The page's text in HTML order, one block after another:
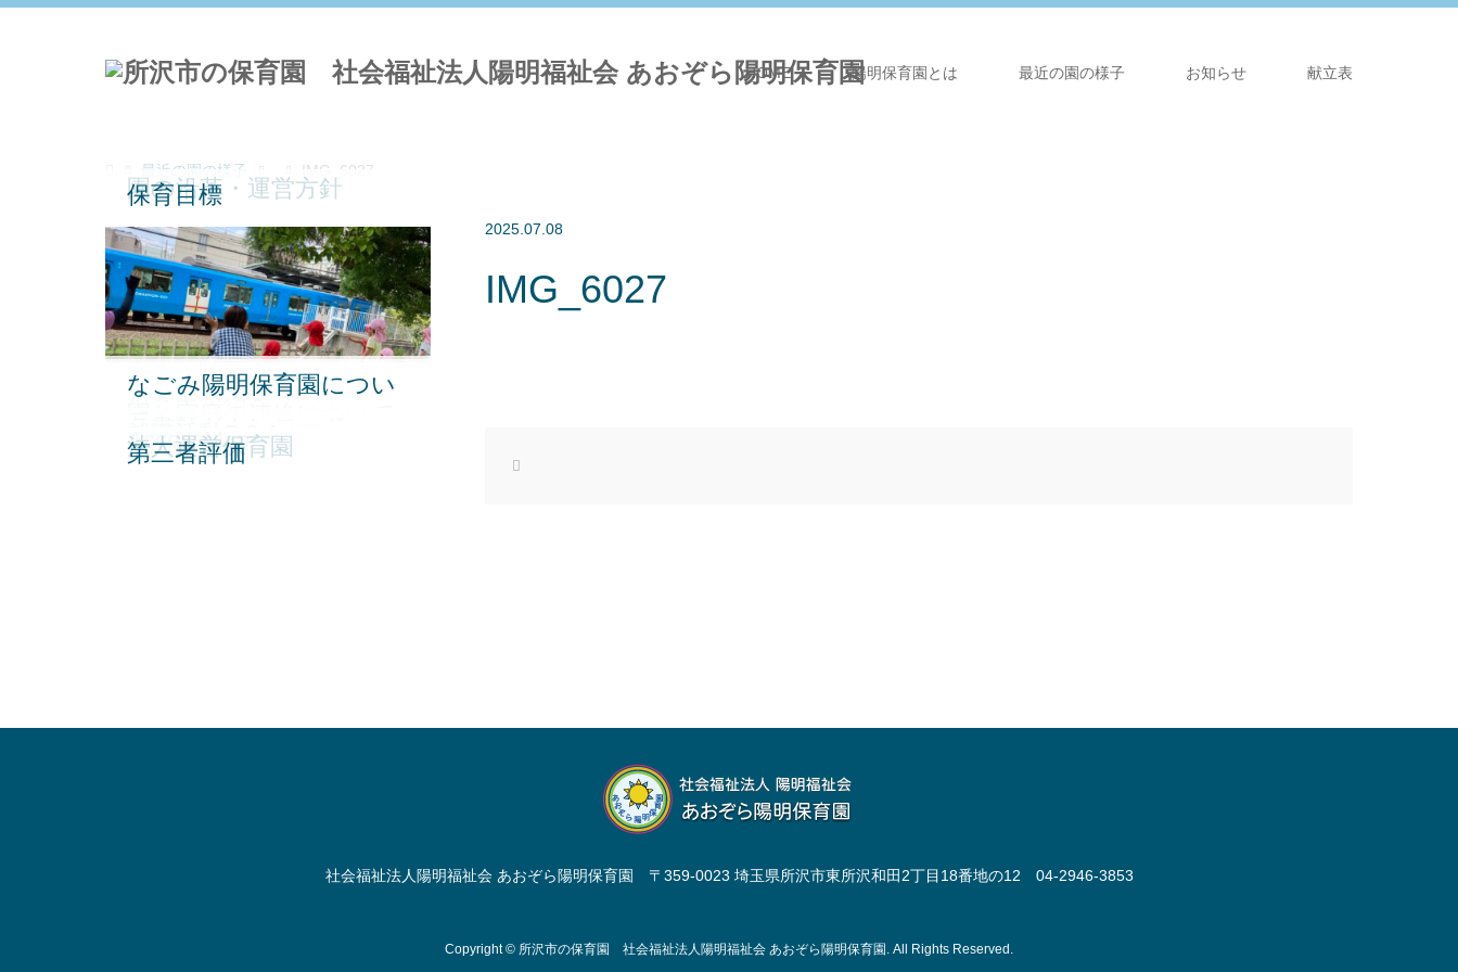
HOME 陽明保育園とは 最近の園の様子 お知らせ 献立表
最近の園の様子 IMG_6027
2025.07.08
IMG_6027
園の沿革・運営方針
保育目標
恵まれた環境
保育園の一日
保育園行事
給食・食育について
なごみ陽明保育園につい
就職活動Q＆A
AccessMap
法人運営保育園
第三者評価
社会福祉法人陽明福祉会 あおぞら陽明保育園 〒359-0023 埼玉県所沢市東所沢和田2丁目18番地の12 04-2946-3853
Copyright© 所沢市の保育園 社会福祉法人陽明福祉会 あおぞら陽明保育園 . All Rights Reserved.